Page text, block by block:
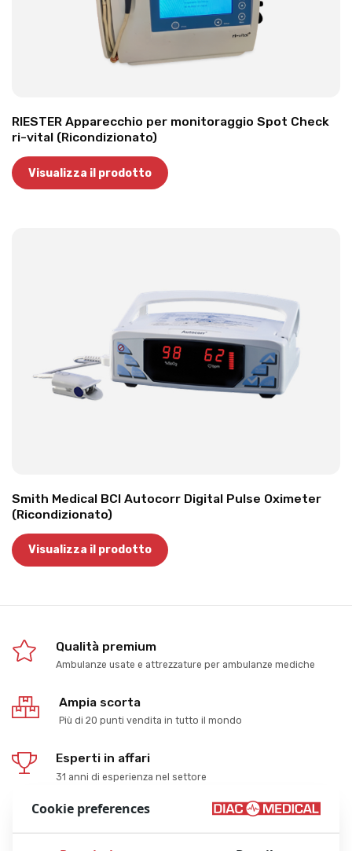
RIESTER Apparecchio per monitoraggio Spot Check
ri-vital (Ricondizionato)
Visualizza il prodotto
Smith Medical BCI Autocorr Digital Pulse Oximeter
(Ricondizionato)
Visualizza il prodotto
Qualità premium
Ambulanze usate e attrezzature per ambulanze mediche
Ampia scorta
Più di 20 punti vendita in tutto il mondo
Esperti in affari
31 anni di esperienza nel settore
Cookie preferences